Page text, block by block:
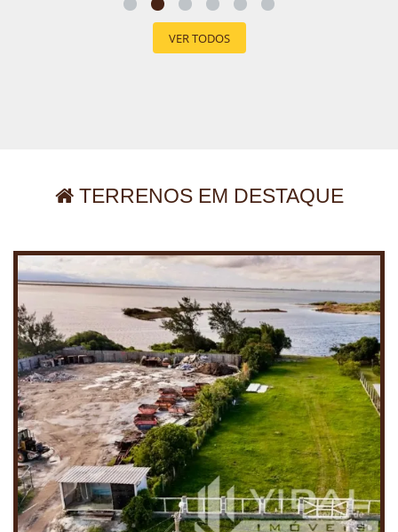
VER TODOS
TERRENOS EM DESTAQUE